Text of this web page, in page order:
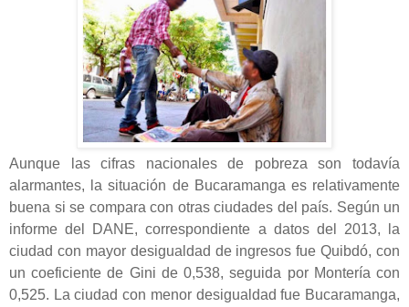
Aunque las cifras nacionales de pobreza son todavía
alarmantes, la situación de Bucaramanga es relativamente
buena si se compara con otras ciudades del país. Según un
informe del DANE, correspondiente a datos del 2013, la
ciudad con mayor desigualdad de ingresos fue Quibdó, con
un coeficiente de Gini de 0,538, seguida por Montería con
0,525. La ciudad con menor desigualdad fue Bucaramanga,